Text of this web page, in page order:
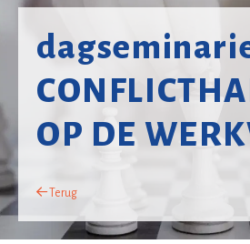
OP DE
Terug